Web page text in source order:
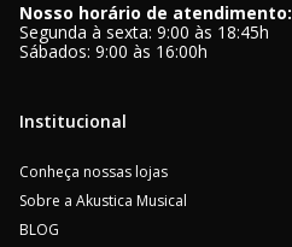
Nosso horário de atendimento:
Segunda à sexta: 9:00 às 18:45h
Sábados: 9:00 às 16:00h
Institucional
Conheça nossas lojas
Sobre a Akustica Musical
BLOG